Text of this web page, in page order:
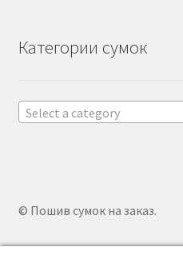
Категории сумок
Select a category
© Пошив сумок на заказ.